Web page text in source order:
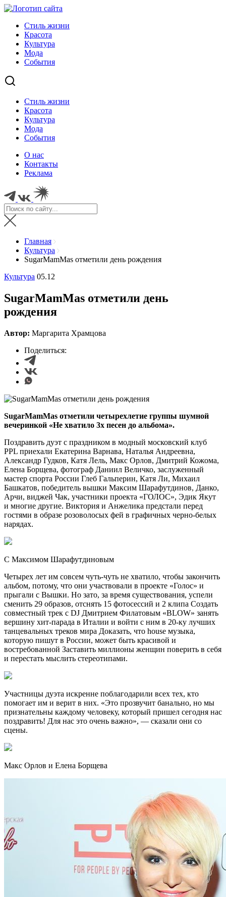
Стиль жизни
Красота
Культура
Мода
События
Стиль жизни
Красота
Культура
Мода
События
О нас
Контакты
Реклама
Главная
Культура
​SugarMamMas отметили день рождения
Культура 05.12
​SugarMamMas отметили день
рождения
Автор: Маргарита Храмцова
Поделиться:
SugarMamMas отметили четырехлетие группы шумной
вечеринкой «Не хватило 3х песен до альбома».
Поздравить дуэт с праздником в модный московский клуб
PPL приехали Екатерина Варнава, Наталья Андреевна,
Александр Гудков, Катя Лель, Макс Орлов, Дмитрий Кожома,
Елена Борщева, фотограф Даниил Величко, заслуженный
мастер спорта России Глеб Гальперин, Катя Ли, Михаил
Башкатов, победитель вышки Максим Шарафутдинов, Данко,
Арчи, виджей Чак, участники проекта «ГОЛОС», Эдик Якут
и многие другие. Виктория и Анжелика предстали перед
гостями в образе розоволосых фей в графичных черно-белых
нарядах.
С Максимом Шарафутдиновым
Четырех лет им совсем чуть-чуть не хватило, чтобы закончить
альбом, потому, что они участвовали в проекте «Голос» и
прыгали с Вышки. Но зато, за время существования, успели
сменить 29 образов, отcнять 15 фотосессий и 2 клипа Создать
совместный трек с DJ Дмитрием Филатовым «BLOW» занять
вершину хит-парада в Италии и войти с ним в 20-ку лучших
танцевальных треков мира Доказать, что house музыка,
которую пишут в России, может быть красивой и
востребованной Заставить миллионы женщин поверить в себя
и перестать мыслить стереотипами.
Участницы дуэта искренне поблагодарили всех тех, кто
помогает им и верит в них. «Это прозвучит банально, но мы
признательны каждому человеку, который пришел сегодня нас
поздравить! Для нас это очень важно», — сказали они со
сцены.
Макс Орлов и Елена Борщева